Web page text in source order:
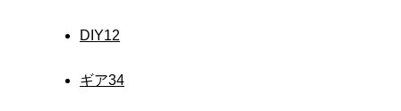
DIY12
ギア34